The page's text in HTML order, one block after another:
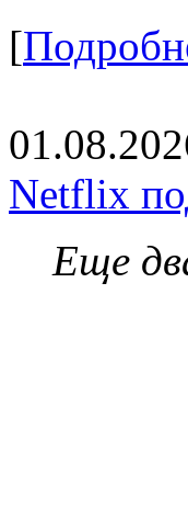
[
Netflix
Еще